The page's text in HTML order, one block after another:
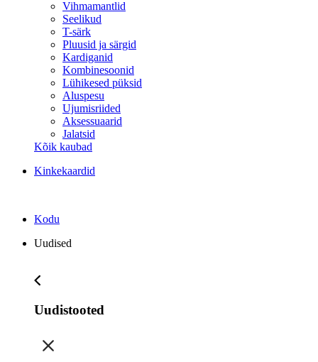
Vihmamantlid
Seelikud
T-särk
Pluusid ja särgid
Kardiganid
Kombinesoonid
Lühikesed püksid
Aluspesu
Ujumisriided
Aksessuaarid
Jalatsid
Kõik kaubad
Kinkekaardid
Kodu
Uudised
Uudistooted